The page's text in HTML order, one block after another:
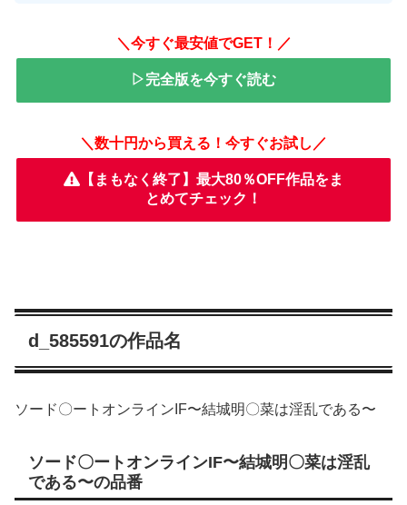
＼今すぐ最安値でGET！／
▷完全版を今すぐ読む
＼数十円から買える！今すぐお試し／
【まもなく終了】最大80％OFF作品をま
とめてチェック！
d_585591の作品名
ソード〇ートオンラインIF〜結城明〇菜は淫乱である〜
ソード〇ートオンラインIF〜結城明〇菜は淫乱
である〜の品番